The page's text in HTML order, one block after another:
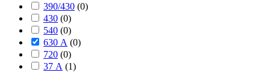
390/430 (0)
430 (0)
540 (0)
630 А (0)
720 (0)
37 А (1)